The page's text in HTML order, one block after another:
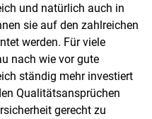
und natürlich auch in
sie auf den zahlreichen
werden. Für viele
nach wie vor gute
ständig mehr investiert
Qualitätsansprüchen
gerecht zu